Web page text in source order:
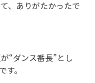
、ありがたかったで
“ダンス番長”とし
。